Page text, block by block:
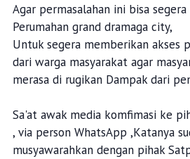
Agar permasalahan ini bisa
Perumahan grand dramaga city,
Untuk segera memberikan akses
dari warga masyarakat agar
merasa di rugikan Dampak dari
Sa'at awak media komfimasi ke
, via person WhatsApp ,Katanya
musyawarahkan dengan pihak